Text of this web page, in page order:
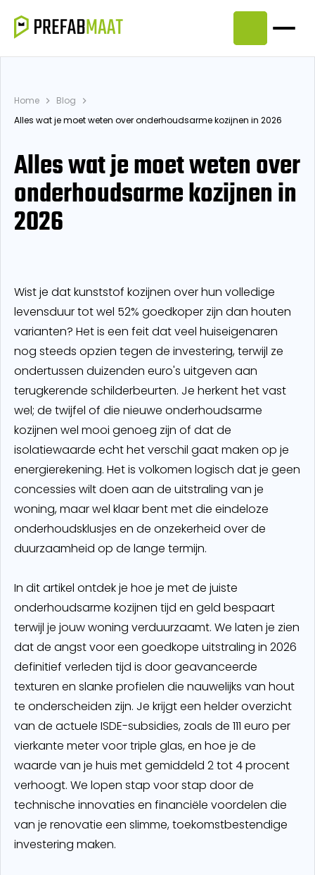
Home
Blog
Alles wat je moet weten over onderhoudsarme kozijnen in 2026
Alles wat je moet weten over
onderhoudsarme kozijnen in
2026
Wist je dat kunststof kozijnen over hun volledige
levensduur tot wel 52% goedkoper zijn dan houten
varianten? Het is een feit dat veel huiseigenaren
nog steeds opzien tegen de investering, terwijl ze
ondertussen duizenden euro's uitgeven aan
terugkerende schilderbeurten. Je herkent het vast
wel; de twijfel of die nieuwe onderhoudsarme
kozijnen wel mooi genoeg zijn of dat de
isolatiewaarde echt het verschil gaat maken op je
energierekening. Het is volkomen logisch dat je geen
concessies wilt doen aan de uitstraling van je
woning, maar wel klaar bent met die eindeloze
onderhoudsklusjes en de onzekerheid over de
duurzaamheid op de lange termijn.
In dit artikel ontdek je hoe je met de juiste
onderhoudsarme kozijnen tijd en geld bespaart
terwijl je jouw woning verduurzaamt. We laten je zien
dat de angst voor een goedkope uitstraling in 2026
definitief verleden tijd is door geavanceerde
texturen en slanke profielen die nauwelijks van hout
te onderscheiden zijn. Je krijgt een helder overzicht
van de actuele ISDE-subsidies, zoals de 111 euro per
vierkante meter voor triple glas, en hoe je de
waarde van je huis met gemiddeld 2 tot 4 procent
verhoogt. We lopen stap voor stap door de
technische innovaties en financiële voordelen die
van je renovatie een slimme, toekomstbestendige
investering maken.